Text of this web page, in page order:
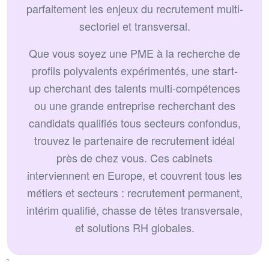
parfaitement les enjeux du recrutement multi-
sectoriel et transversal.
Que vous soyez une PME à la recherche de
profils polyvalents expérimentés, une start-
up cherchant des talents multi-compétences
ou une grande entreprise recherchant des
candidats qualifiés tous secteurs confondus,
trouvez le partenaire de recrutement idéal
près de chez vous. Ces cabinets
interviennent en Europe, et couvrent tous les
métiers et secteurs : recrutement permanent,
intérim qualifié, chasse de têtes transversale,
et solutions RH globales.
`